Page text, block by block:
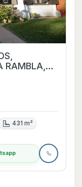
RAMBLA,
DE
431 m²